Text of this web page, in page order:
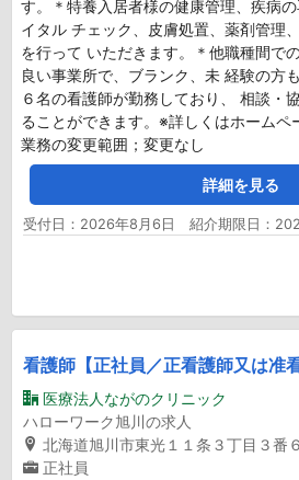
す。＊特養入居者様の健康管理、疾病
イタル チェック、皮膚処置、薬剤管理
を行って いただきます。＊他職種間で
良い事業所で、ブランク、未 経験の方
６名の看護師が勤務しており、 相談・
ることができます。※詳しくはホームペ
業務の変更範囲；変更なし
詳細を見る
受付日：2026年8月6日 紹介期限日：
看護師【正社員／正看護師又は准
医療法人ながのクリニック
ハローワーク旭川の求人
北海道旭川市東光１１条３丁目３番
正社員